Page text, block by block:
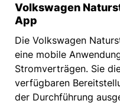
Volkswagen
App
Die Volkswagen
eine mobile
Stromverträgen. Sie
verfügbaren
der Durchführung